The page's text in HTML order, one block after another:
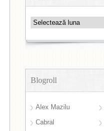
Arhive
Blogroll
Alex Mazilu
Cabral